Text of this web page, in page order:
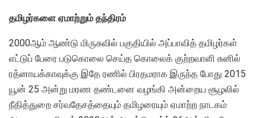
தமிழர்களை ஏமாற்றும் தந்திரம்
2000ஆம் ஆண்டு மிருசுவில் பகுதியில் அப்பாவித் தமிழர்கள்
எட்டுப் பேரை படுகொலை செய்த கொலைக் குற்றவாளி சுனில்
ரத்னாயக்காவுக்கு இதே ரணில் பிரதமராக இருந்த போது 2015
யூன் 25 அன்று மரண தண்டனை வழங்கி அன்றைய சூழலில்
நீதித்துறை சர்வதேசத்தையும் தமிழரையும் ஏமாற்ற நாடகம்